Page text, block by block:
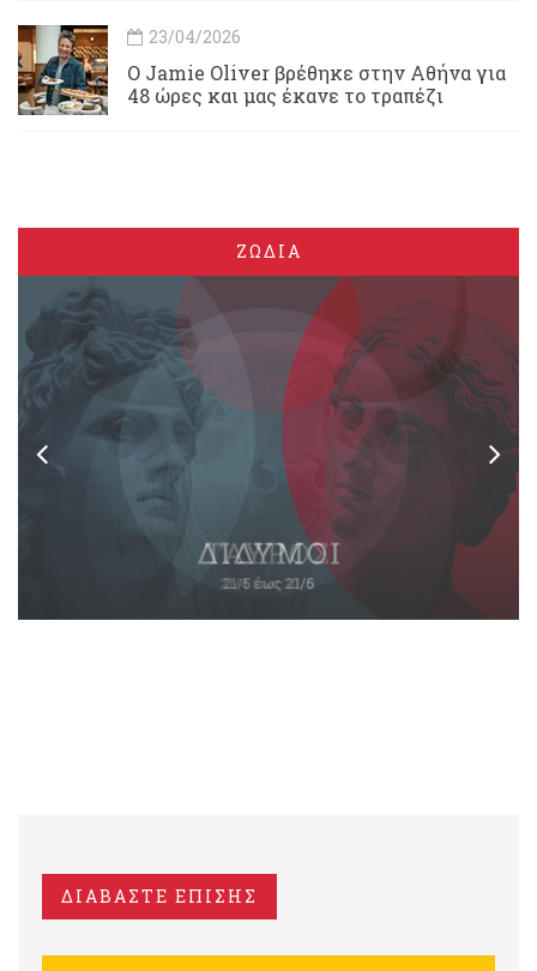
23/04/2026
Ο Jamie Oliver βρέθηκε στην Αθήνα για
48 ώρες και μας έκανε το τραπέζι
ΖΩΔΙΑ
ΔΙΑΒΑΣΤΕ ΕΠΙΣΗΣ